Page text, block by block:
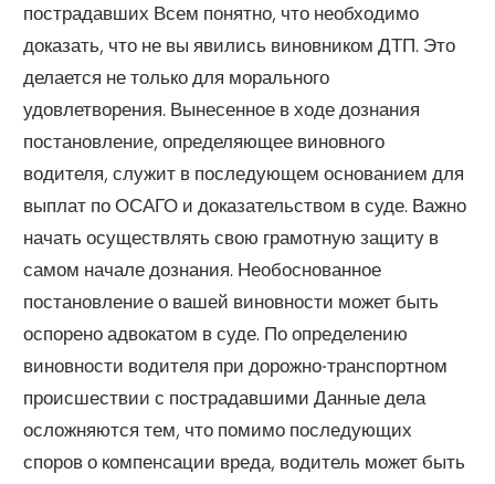
пострадавших Всем понятно, что необходимо
доказать, что не вы явились виновником ДТП. Это
делается не только для морального
удовлетворения. Вынесенное в ходе дознания
постановление, определяющее виновного
водителя, служит в последующем основанием для
выплат по ОСАГО и доказательством в суде. Важно
начать осуществлять свою грамотную защиту в
самом начале дознания. Необоснованное
постановление о вашей виновности может быть
оспорено адвокатом в суде. По определению
виновности водителя при дорожно-транспортном
происшествии с пострадавшими Данные дела
осложняются тем, что помимо последующих
споров о компенсации вреда, водитель может быть